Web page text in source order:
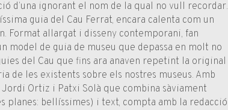
d’una ignorant el nom de la qual no vull recordar.
guia del Cau Ferrat, encara calenta com un
Format allargat i disseny contemporani, fan
model de guia de museu que depassa en molt no
del Cau que fins ara anaven repetint la original
de les existents sobre els nostres museus. Amb
Ortiz i Patxi Solà que combina sàviament
planes: bellíssimes) i text, compta amb la redacció